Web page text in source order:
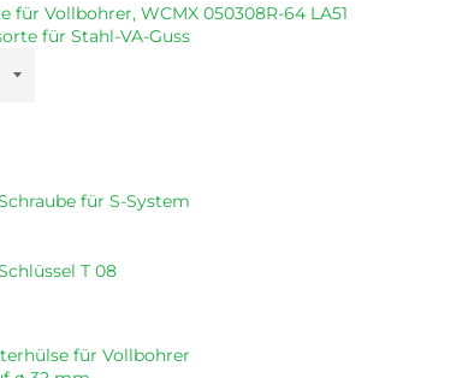
für Vollbohrer, WCMX 050308R-64 LA51
für Stahl-VA-Guss
für S-System
T 08
für Vollbohrer